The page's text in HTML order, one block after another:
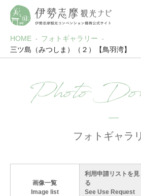
HOME
フォトギャラリー
三ツ島（みつしま）（２）【鳥羽湾】
Photo
フォトギャラ
画像一覧
Image list
利用申請リストを見
る
See Use Request